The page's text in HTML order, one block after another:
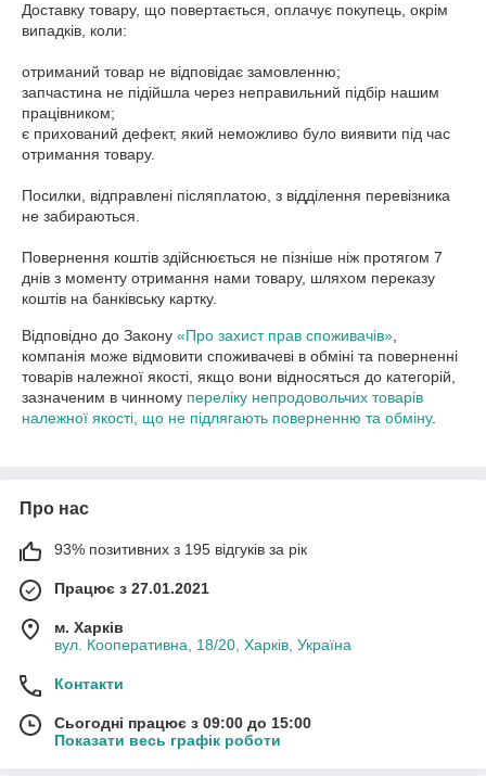
Доставку товару, що повертається, оплачує покупець, окрім
випадків, коли:
отриманий товар не відповідає замовленню;
запчастина не підійшла через неправильний підбір нашим
працівником;
є прихований дефект, який неможливо було виявити під час
отримання товару.
Посилки, відправлені післяплатою, з відділення перевізника
не забираються.
Повернення коштів здійснюється не пізніше ніж протягом 7
днів з моменту отримання нами товару, шляхом переказу
коштів на банківську картку.
Відповідно до Закону «Про захист прав споживачів»
компанія може відмовити споживачеві в обміні та поверненні
товарів належної якості, якщо вони відносяться до категорій,
зазначеним в чинному переліку непродовольчих товарів
належної якості, що не підлягають поверненню та обміну.
Про нас
93% позитивних з 195 відгуків за рік
Працює з 27.01.2021
м. Харків
вул. Кооперативна, 18/20, Харків, Україна
Контакти
Сьогодні працює з 09:00 до 15:00
Показати весь графік роботи